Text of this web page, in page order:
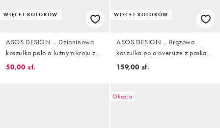
WIĘCEJ KOLORÓW
ASOS DESIGN – Dzianinowa
koszulka polo o luźnym kroju z
długimi rękawami, haftem na
50,00 zł.
WIĘCEJ KOLORÓW
ASOS DESIGN – Brązowa
koszulka polo oversize z paskami
i nadrukiem Coca Cola
159,00 zł.
Okazja